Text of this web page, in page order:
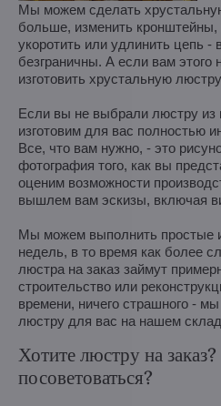
Мы можем сделать
больше, изменить кронштейны,
укоротить или удлинить цепь -
безграничны. А если вам
изготовить хрустальную
Если вы не выбрали люстру из
изготовим для вас полностью
Все, что вам нужно, - это
фотография того, как вы
оценим возможности
вышлем вам эскизы, включая
Мы можем выполнить простые
недель, в то время как более
люстра на заказ займут
строительство или
времени, ничего страшного -
люстру для вас на нашем
Хотите люстру на
посоветоваться?